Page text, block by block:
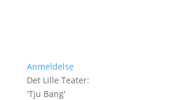
Anmeldelse
Det Lille Teater:
'Tju Bang'